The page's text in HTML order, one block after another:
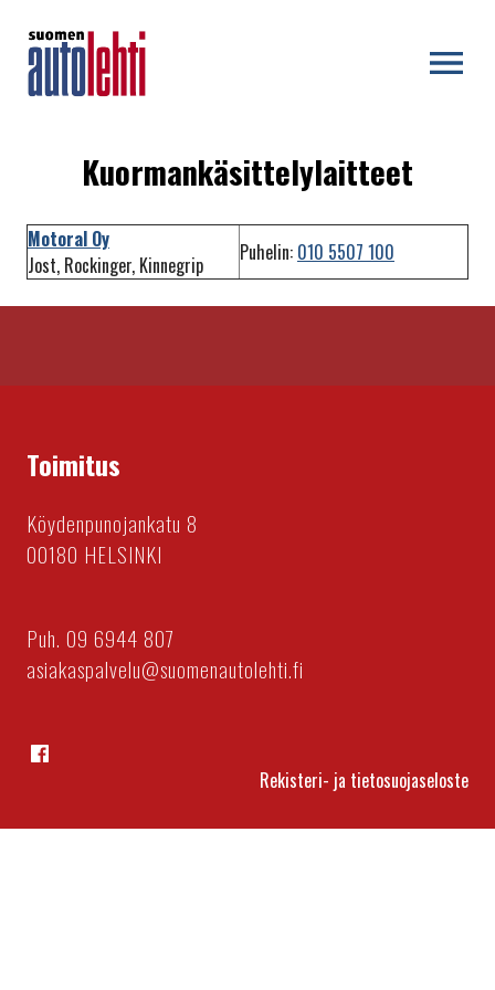
Kuormankäsittelylaitteet
Motoral Oy
Jost, Rockinger, Kinnegrip
Puhelin: 010 5507 100
Toimitus
Köydenpunojankatu 8
00180 HELSINKI
Puh. 09 6944 807
asiakaspalvelu@suomenautolehti.fi
Rekisteri- ja tietosuojaseloste